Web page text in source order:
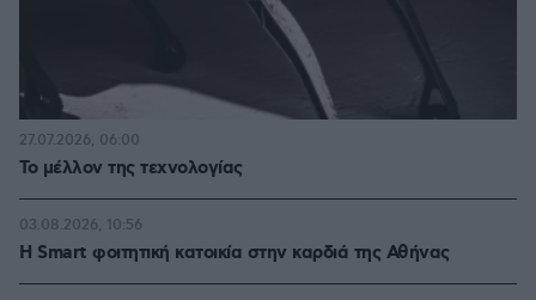
Το μέλλον της τεχνολογίας
27.07.2026, 06:00
Η Smart φοιτητική κατοικία στην καρδιά της Αθήνας
03.08.2026, 10:56